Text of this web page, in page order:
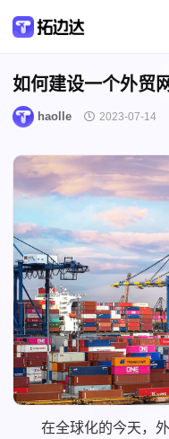
如何建设一个外贸
haolle 2023-07-14
在全球化的今天，